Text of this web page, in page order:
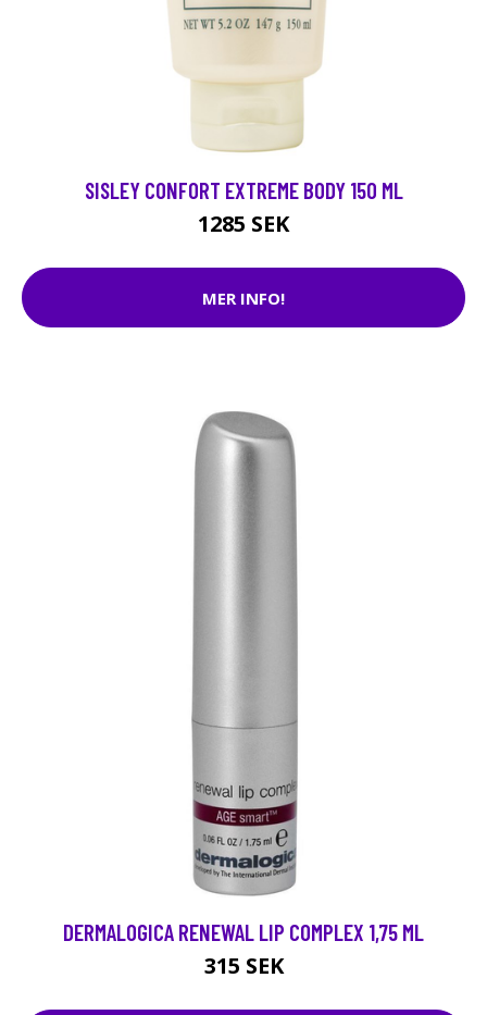
SISLEY CONFORT EXTREME BODY 150 ML
1285 SEK
MER INFO!
DERMALOGICA RENEWAL LIP COMPLEX 1,75 ML
315 SEK